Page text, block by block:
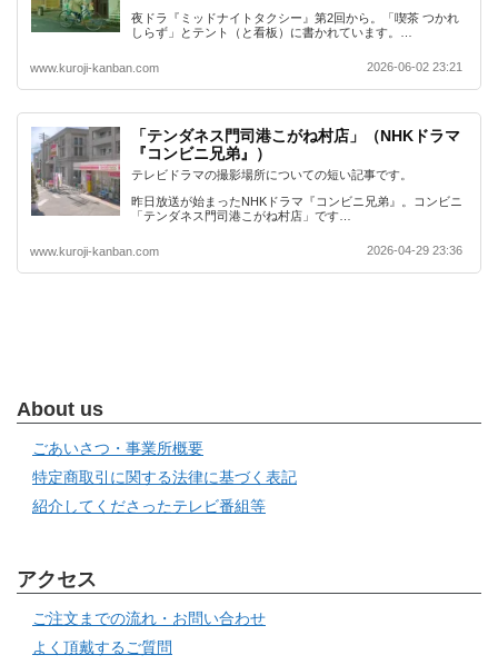
夜ドラ『ミッドナイトタクシー』第2回から。「喫茶 つかれ
しらず」とテント（と看板）に書かれています。…
www.kuroji-kanban.com 2026-06-02 23:21
「テンダネス門司港こがね村店」（NHKドラマ
『コンビニ兄弟』）
テレビドラマの撮影場所についての短い記事です。
昨日放送が始まったNHKドラマ『コンビニ兄弟』。コンビニ
「テンダネス門司港こがね村店」です…
www.kuroji-kanban.com 2026-04-29 23:36
About us
ごあいさつ・事業所概要
特定商取引に関する法律に基づく表記
紹介してくださったテレビ番組等
アクセス
ご注文までの流れ・お問い合わせ
よく頂戴するご質問